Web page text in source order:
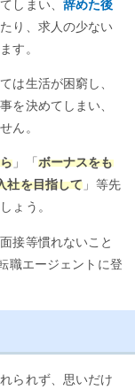
しまい、辞めた後
り、求人の少ない
す。
は生活が困窮し、
を決めてしまい、
ん。
」「 ボーナスをも
社を目指して 」等先
ょう。
接等慣れないこと
職エージェントに登
られず、思いだけ